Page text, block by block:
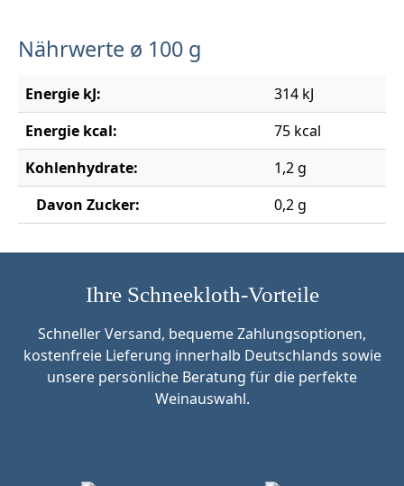
Nährwerte ø 100 g
Energie kJ:
314 kJ
Energie kcal:
75 kcal
Kohlenhydrate:
1,2 g
Davon Zucker:
0,2 g
Ihre Schneekloth-Vorteile
Schneller Versand, bequeme Zahlungsoptionen,
kostenfreie Lieferung innerhalb Deutschlands sowie
unsere persönliche Beratung für die perfekte
Weinauswahl.